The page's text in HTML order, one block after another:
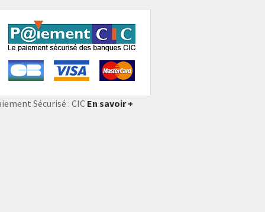
Sécurisé : CIC En savoir +